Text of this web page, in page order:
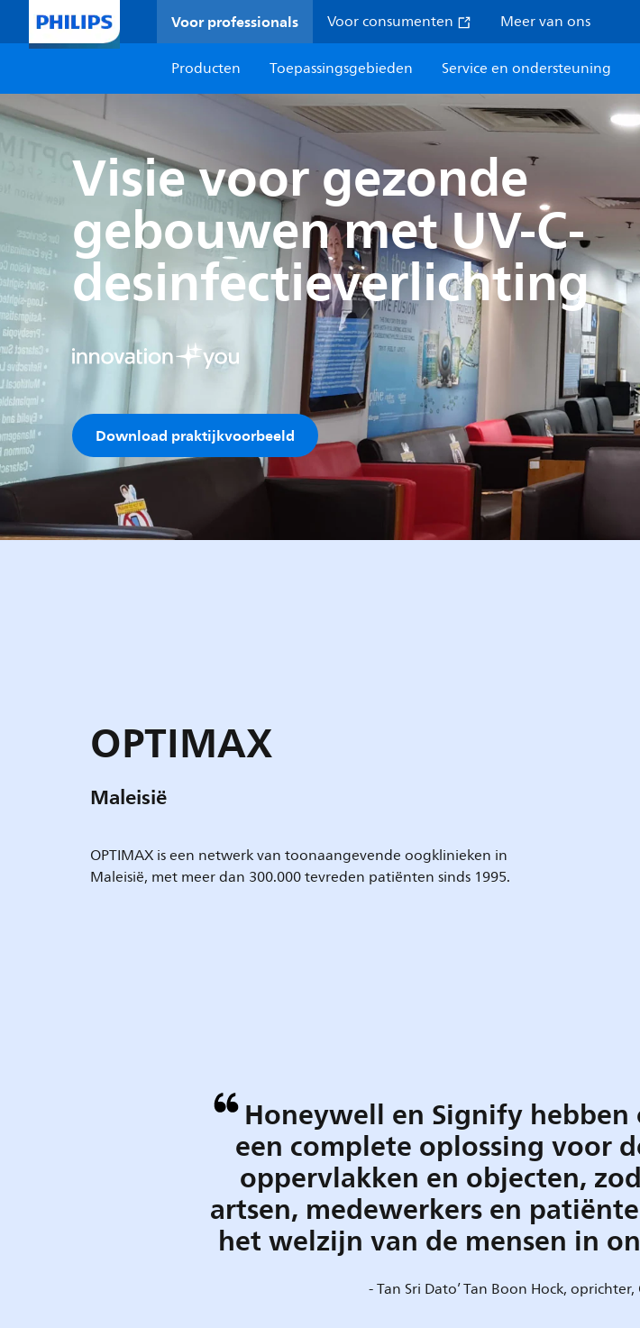
Voor professionals Voor consumenten Meer van ons
Producten
Toepassingsgebieden Service en ondersteuning
Visie voor gezonde
gebouwen met UV-C-
desinfectieverlichting
Download praktijkvoorbeeld
OPTIMAX
Maleisië
OPTIMAX is een netwerk van toonaangevende oogklinieken in
Maleisië, met meer dan 300.000 tevreden patiënten sinds 1995.
Honeywell en Signify
een complete oplossing voor
oppervlakken en objecten,
artsen, medewerkers en
het welzijn van de mensen in
- Tan Sri Dato’ Tan Boon Hock,